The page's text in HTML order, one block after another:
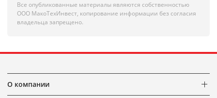
Все опубликованные материалы являются собственностью
ООО МакоТехИнвест, копирование информации без согласия
владельца запрещено.
О компании